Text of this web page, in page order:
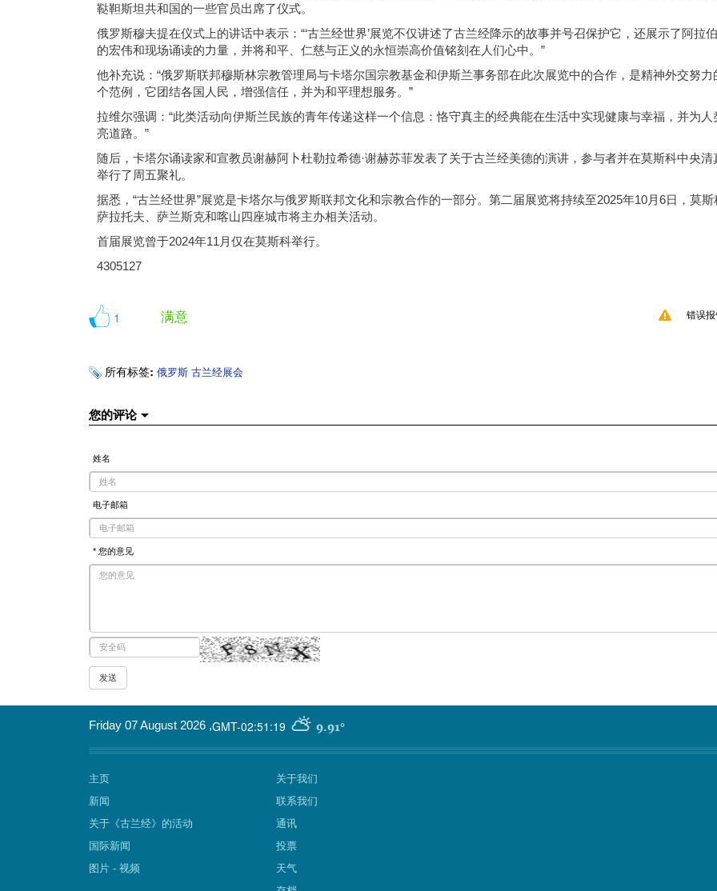
鞑靼斯坦共和国的一些官员出席了仪式。
俄罗斯穆夫提在仪式上的讲话中表示：“‘古兰经世界’展览不仅讲述了古兰经降示的故事并号召保护它，还展示了阿拉
的宏伟和现场诵读的力量，并将和平、仁慈与正义的永恒崇高价值铭刻在人们心中。”
他补充说：“俄罗斯联邦穆斯林宗教管理局与卡塔尔国宗教基金和伊斯兰事务部在此次展览中的合作，是精神外交努力
个范例，它团结各国人民，增强信任，并为和平理想服务。”
拉维尔强调：“此类活动向伊斯兰民族的青年传递这样一个信息：恪守真主的经典能在生活中实现健康与幸福，并为人
亮道路。”
随后，卡塔尔诵读家和宣教员谢赫阿卜杜勒拉希德·谢赫苏菲发表了关于古兰经美德的演讲，参与者并在莫斯科中央清
举行了周五聚礼。
据悉，“古兰经世界”展览是卡塔尔与俄罗斯联邦文化和宗教合作的一部分。第二届展览将持续至2025年10月6日，莫斯
萨拉托夫、萨兰斯克和喀山四座城市将主办相关活动。
首届展览曾于2024年11月仅在莫斯科举行。
4305127
1 满意 错误报
所有标签: 俄罗斯 古兰经展会
您的评论
姓名
电子邮箱
* 您的意见
GMT-02:51:19 9.91°
Friday 07 August 2026 ,
主页
新闻
关于《古兰经》的活动
国际新闻
图片 - 视频
关于我们
联系我们
通讯
投票
天气